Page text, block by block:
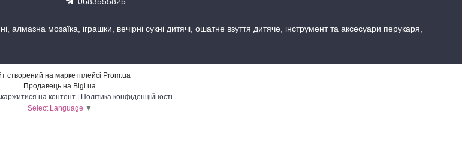
мозаїка, іграшки, вечірні сукні дитячі, ошатне взуття дитяче, інструмент та аксесуари перукаря,
створений на маркетплейсі Prom.ua
Продавець на Bigl.ua
на контент
Політика конфіденційності
Select Language ▼